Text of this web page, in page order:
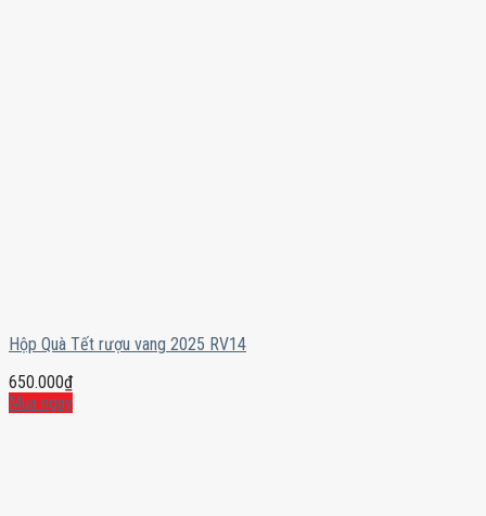
Hộp Quà Tết rượu vang 2025 RV14
650.000₫
Mua ngay